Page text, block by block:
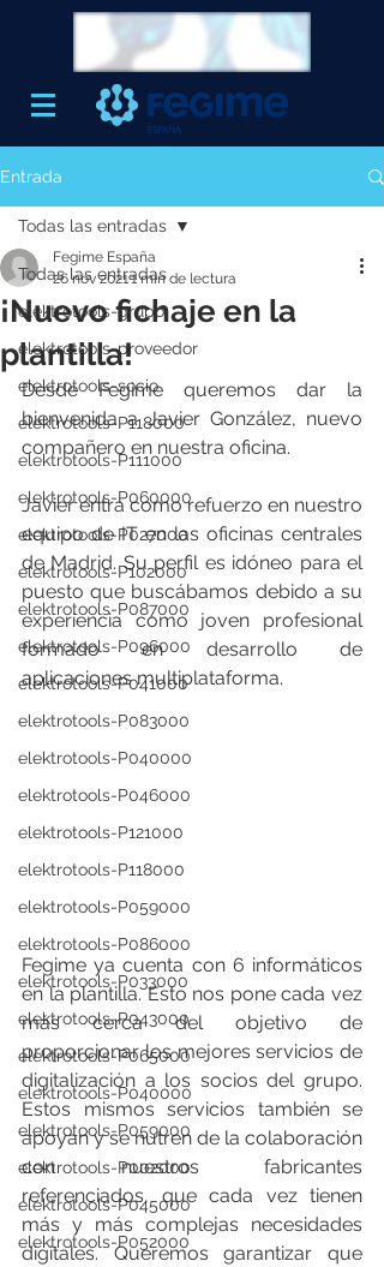
Entrada
Todas las entradas
elektrotools-grupo
elektrotools-proveedor
elektrotools-socio
elektrotools-P118000
elektrotools-P111000
elektrotools-P060000
elektrotools-P027000
elektrotools-P102000
elektrotools-P087000
elektrotools-P096000
elektrotools-P041000
elektrotools-P083000
elektrotools-P040000
elektrotools-P046000
elektrotools-P121000
elektrotools-P118000
elektrotools-P059000
elektrotools-P086000
elektrotools-P033000
elektrotools-P043000
elektrotools-P065000
elektrotools-P040000
elektrotools-P059000
elektrotools-P002000
elektrotools-P045000
elektrotools-P052000
Todas las entradas
¡Nuevo fichaje en la
plantilla!
Fegime España
26 nov 20211 min de lectura
Desde Fegime queremos dar la
bienvenida a Javier González, nuevo
compañero en nuestra oficina.
Javier entra como refuerzo en nuestro
equipo de IT en las oficinas centrales
de Madrid. Su perfil es idóneo para el
puesto que buscábamos debido a su
experiencia como joven profesional
formado en desarrollo de
aplicaciones multiplataforma.
Fegime ya cuenta con 6 informáticos
en la plantilla. Esto nos pone cada vez
más cerca del objetivo de
proporcionar los mejores servicios de
digitalización a los socios del grupo.
Estos mismos servicios también se
apoyan y se nutren de la colaboración
con nuestros fabricantes
referenciados, que cada vez tienen
más y más complejas necesidades
digitales. Queremos garantizar que